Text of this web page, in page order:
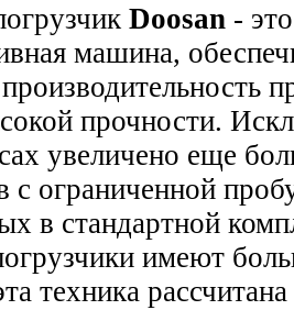
Doosan -
машина,
прочности.
увеличено еще
с ограниченной
в стандартной
имеют
техника